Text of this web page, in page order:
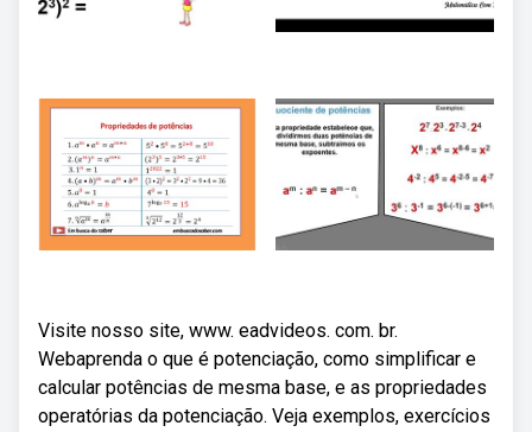
Visite nosso site, www. eadvideos. com. br.
Webaprenda o que é potenciação, como simplificar e
calcular potências de mesma base, e as propriedades
operatórias da potenciação. Veja exemplos, exercícios